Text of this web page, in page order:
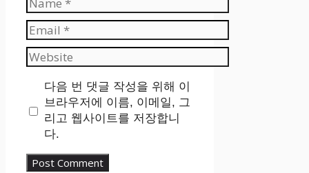
Email
Website
다음 번 댓글 작성을 위해 이
브라우저에 이름, 이메일, 그
리고 웹사이트를 저장합니
다.